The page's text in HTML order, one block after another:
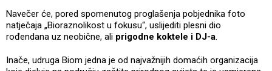
Navečer će, pored spomenutog proglašenja pobjednika foto
natječaja „Bioraznolikost u fokusu“, uslijediti plesni dio
rođendana uz neobične, ali prigodne koktele i DJ-a.
Inače, udruga Biom jedna je od najvažnijih domaćih organizacija